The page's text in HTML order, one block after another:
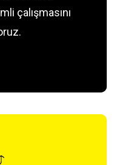
çalışmasını